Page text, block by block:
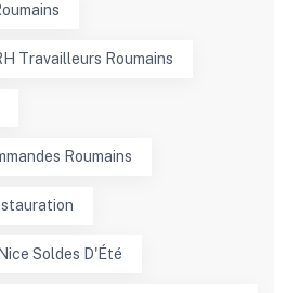
Travailleurs Roumains
Roumains
Soldes D'Été